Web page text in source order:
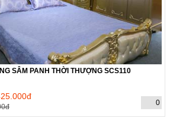
SÂM PANH THỜI THƯỢNG SCS110
0